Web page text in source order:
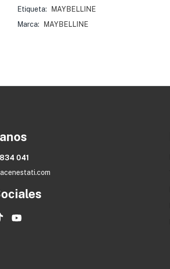
Etiqueta:
MAYBELLINE
Marca:
MAYBELLINE
041